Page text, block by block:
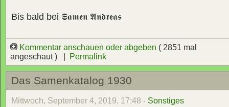
Bis bald bei 𝕾𝖆𝖒𝖊𝖓 𝕬𝖓𝖉𝖗𝖊𝖆𝖘
Kommentar anschauen oder abgeben ( 2851 mal
angeschaut ) |
Permalink
Das Samenkatalog 1930
Mittwoch, September 4, 2019, 17:48 - Sonstiges